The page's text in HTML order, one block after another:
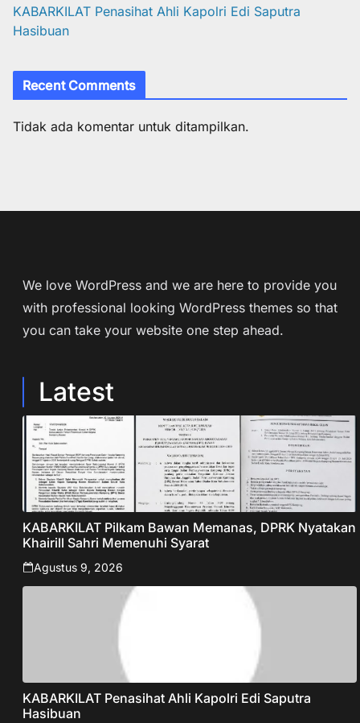
KABARKILAT Penasihat Ahli Kapolri Edi Saputra
Hasibuan
Recent Comments
Tidak ada komentar untuk ditampilkan.
We love WordPress and we are here to provide you
with professional looking WordPress themes so that
you can take your website one step ahead.
Latest
KABARKILAT Pilkam Bawan Memanas, DPRK Nyatakan
Khairill Sahri Memenuhi Syarat
Agustus 9, 2026
KABARKILAT Penasihat Ahli Kapolri Edi Saputra
Hasibuan